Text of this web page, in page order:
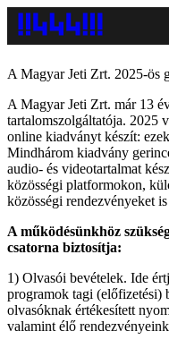
A Magyar Jeti Zrt. 2025-ös
A Magyar Jeti Zrt. már 13
tartalomszolgáltatója. 2025
online kiadványt készít:
Mindhárom kiadvány
audio- és videotartalmat
közösségi platformokon,
közösségi rendezvényeket
A működésünkhöz
csatorna biztosítja:
1) Olvasói bevételek. Ide
programok tagi (előfizetési)
olvasóknak értékesített
valamint élő